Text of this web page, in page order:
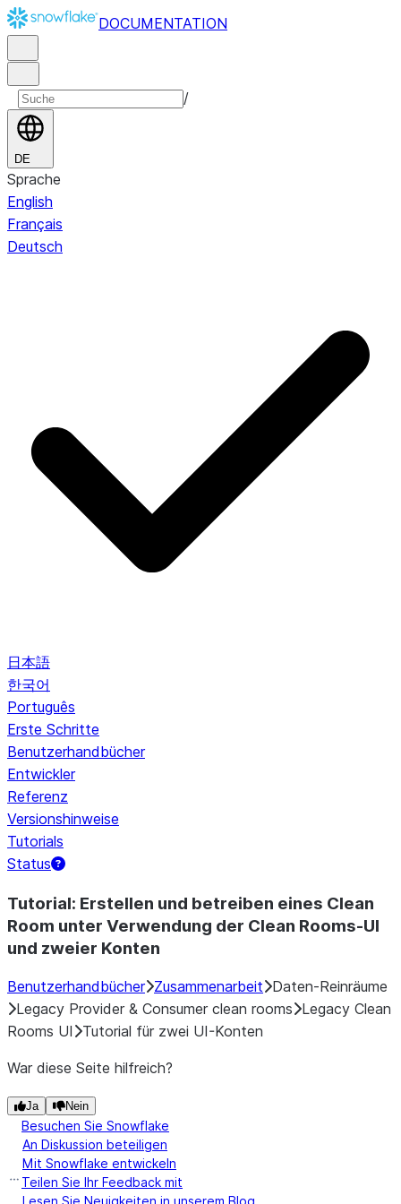
DOCUMENTATION
/
DE
Sprache
English
Français
Deutsch
日本語
한국어
Português
Erste Schritte
Benutzerhandbücher
Entwickler
Referenz
Versionshinweise
Tutorials
Status
Tutorial: Erstellen und betreiben eines Clean
Room unter Verwendung der Clean Rooms-UI
und zweier Konten
Benutzerhandbücher Zusammenarbeit Daten-Reinräume
Legacy Provider & Consumer clean rooms Legacy Clean
Rooms UI
Tutorial für zwei UI-Konten
War diese Seite hilfreich?
Ja Nein
Besuchen Sie Snowflake
An Diskussion beteiligen
Mit Snowflake entwickeln
Teilen Sie Ihr Feedback mit